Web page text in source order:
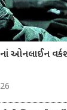
ઓનલાઈન